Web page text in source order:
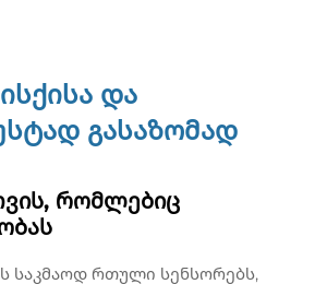
და
გასაზომად
რომლებიც
საკმაოდ რთული სენსორებს,